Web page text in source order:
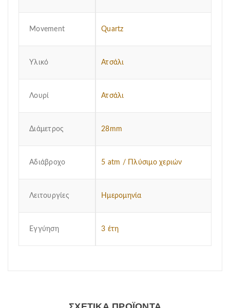
Μovement Quartz
Υλικό Ατσάλι
Λουρί Ατσάλι
Διάμετρος 28mm
Αδιάβροχο 5 atm / Πλύσιμο χεριών
Λειτουργίες Ημερομηνία
Εγγύηση 3 έτη